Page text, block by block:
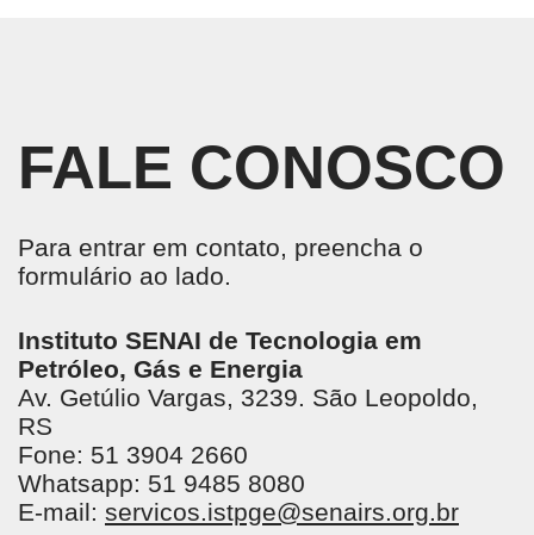
FALE CONOSCO
Para entrar em contato, preencha o
formulário ao lado.
Instituto SENAI de Tecnologia em
Petróleo, Gás e Energia
Av. Getúlio Vargas, 3239. São Leopoldo,
RS
Fone: 51 3904 2660
Whatsapp: 51 9485 8080
E-mail: servicos.istpge@senairs.org.br